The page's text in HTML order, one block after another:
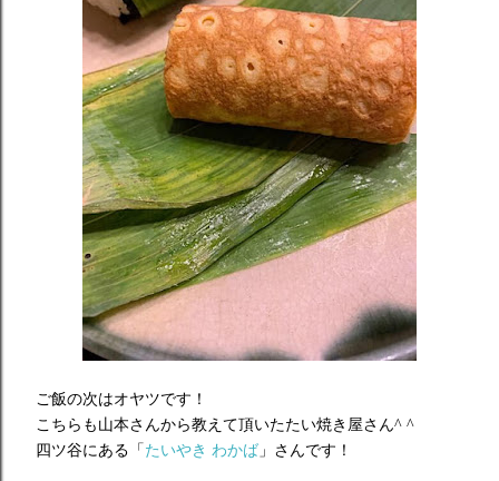
ご飯の次はオヤツです！
こちらも山本さんから教えて頂いたたい焼き屋さん^ ^
四ツ谷にある「 たいやき わかば 」さんです！